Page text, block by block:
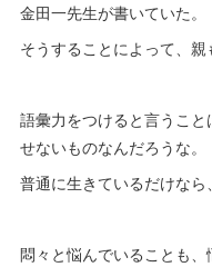
金田一先生が書いていた。
そうすることによって、親
語彙力をつけると言うこ
せないものなんだろうな。
普通に生きているだけなら
悶々と悩んでいることも